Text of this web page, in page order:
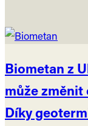
Biometan z
může změnit
Díky